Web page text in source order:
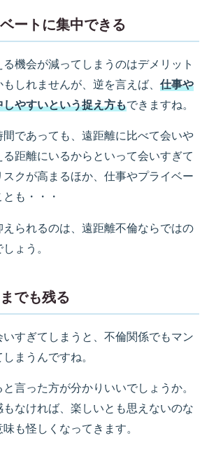
ートに集中できる
機会が減ってしまうのはデメリット
しれませんが、逆を言えば、 仕事や
やすいという捉え方もできますね。
であっても、遠距離に比べて会いや
距離にいるからといって会いすぎて
スクが高まるほか、仕事やプライベー
も・・・
られるのは、遠距離不倫ならではの
ょう。
でも残る
すぎてしまうと、不倫関係でもマン
まうんですね。
言った方が分かりいいでしょうか。
なければ、楽しいとも思えないのな
も怪しくなってきます。